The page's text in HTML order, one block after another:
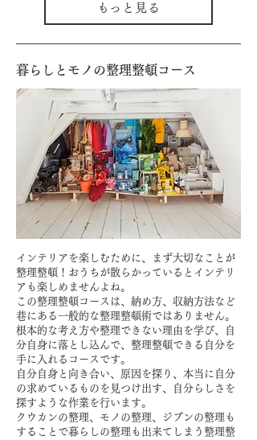
もっと見る
暮らしとモノの整理整頓コース
インテリアを楽しむために、まず大切なことが
整理整頓！ おうちが散らかっているとインテリ
アも楽しめませんよね。
この整理整頓コースは、納め方、収納方法など
巷にある一般的な整理整頓術ではありません。
根本的な考え方や整理できない理由を学び​、自
分自身に落とし込んで、整理整頓できる自分を
手に入れるコースです。
​自分自身と向き合い、原因を探り、本当に自分
の求めているものを 見つけ出す、自分らしさを
探すような作業を行います。
クウカンの整理、モノの整理、ジブンの整理も
することで暮らしの整理も出来てしまう整理整